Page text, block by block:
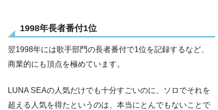
1998年長者番付1位
翌1998年には歌手部門の長者番付で1位を記録するなど、
商業的にも頂点を極めています。
LUNA SEAの人気だけでも十分すごいのに、ソロでそれを
超える人気を得たというのは、本当にとんでもないことで